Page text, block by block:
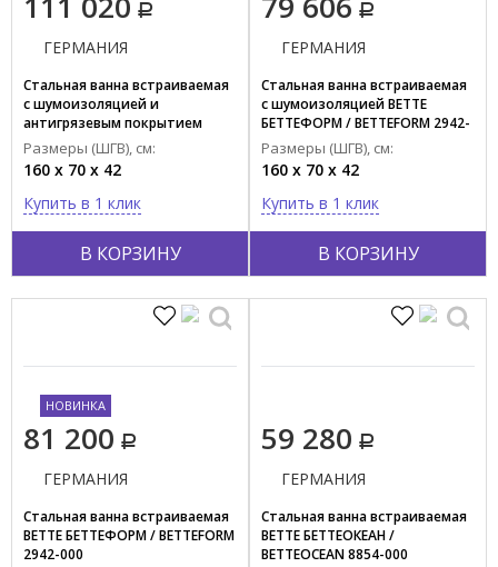
В КОРЗИНУ
ГЕРМАНИЯ
Стальная ванна встраиваемая
с шумоизоляцией и
антигрязевым покрытием
BETTE БЕТТЕФОРМ / BETTEFORM
2942-000 AD PLUS
Размеры (ШГВ), см:
160 x 70 x 42
Купить в 1 клик
В КОРЗИНУ
ГЕРМАНИЯ
Стальная ванна встраиваемая
с шумоизоляцией BETTE
БЕТТЕФОРМ / BETTEFORM 2942-
000 AD
Размеры (ШГВ), см:
160 x 70 x 42
Купить в 1 клик
81 200
ГЕРМАНИЯ
Стальная ванна встраиваемая
BETTE БЕТТЕФОРМ / BETTEFORM
2942-000
НОВИНКА
59 280
ГЕРМАНИЯ
Стальная ванна встраиваемая
BETTE БЕТТЕОКЕАН /
BETTEOCEAN 8854-000